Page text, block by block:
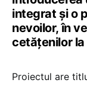
integrat și o
nevoilor, în
cetățenilor la
Proiectul are